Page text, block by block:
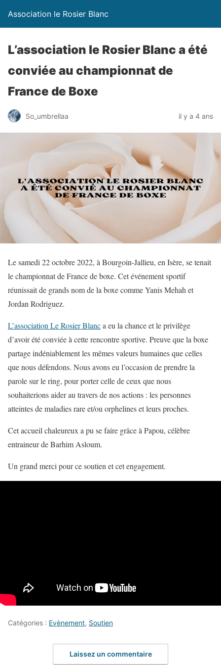
Association le Rosier Blanc
L’association le Rosier Blanc a été
conviée au championnat de
France de Boxe
So_umbrellaa il y a 4 ans
Le samedi 22 octobre 2022, à Bourgoin-Jallieu, en Isère, se tenait
le championnat de France de boxe. Cet événement sportif
réunissait de grands nom de la boxe comme Yanis Mehah et
Jordan Rodriguez.
L’association Le Rosier Blanca eu la chance et le privilège
d’avoir été conviée à cette rencontre sportive. Preuve que la boxe
partage indéniablement les mêmes valeurs humaines que celles
que nous défendons. Nous avons eu l’occasion de prendre la
parole sur le ring, pour porter celle de ceux que nous
souhaiterions aider au travers de nos actions : les personnes
atteintes de maladies rare et/ou orphelines et leurs proches.
Cet accueil chaleureux a pu se faire grâce à Papou, célèbre
entraineur de Barhim Asloum.
Un grand merci pour ce soutien et cet engagement.
Catégories : Evènement, Soutien
Laissez un commentaire